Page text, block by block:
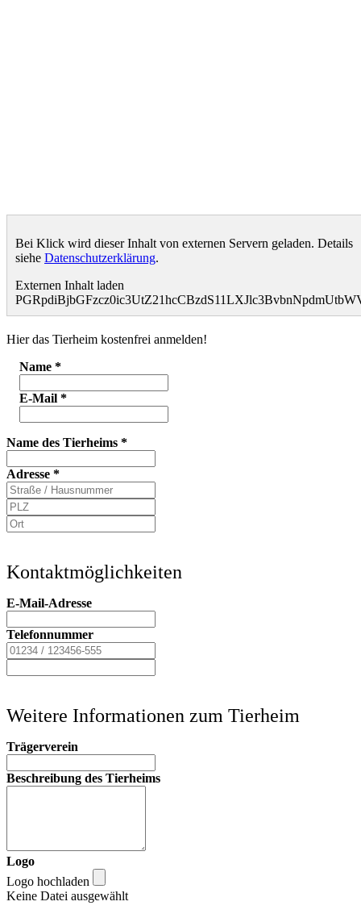
Bei Klick wird dieser Inhalt von externen Servern geladen. Details
siehe Datenschutzerklärung.
Externen Inhalt laden
Hier das Tierheim kostenfrei anmelden!
Name *
E-Mail *
Name des Tierheims *
Adresse *
Kontaktmöglichkeiten
E-Mail-Adresse
Telefonnummer
Weitere Informationen zum Tierheim
Trägerverein
Beschreibung des Tierheims
Logo
Logo hochladen
Keine Datei ausgewählt